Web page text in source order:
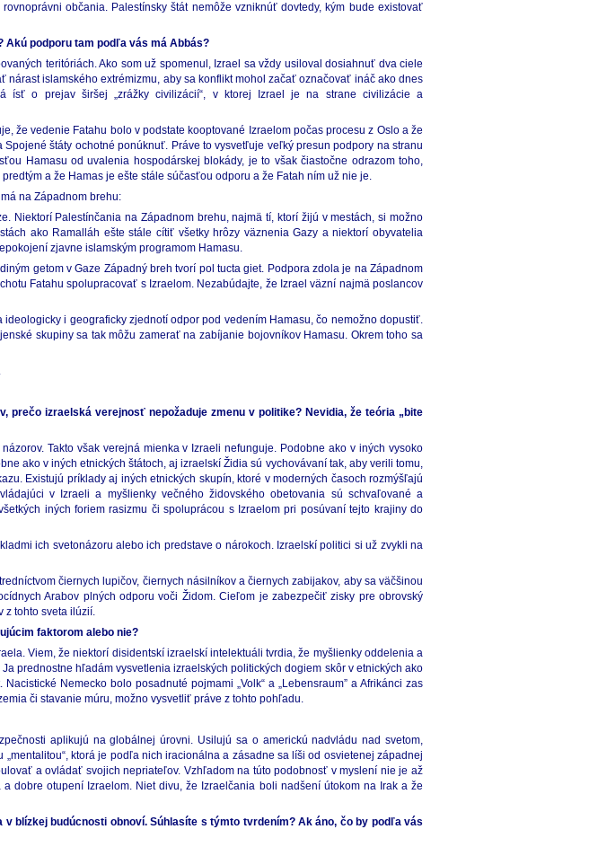
občania. Palestínsky štát nemôže vzniknúť dovtedy, kým bude existovať
Akú podporu tam podľa vás má Abbás?
teritóriách. Ako som už spomenul, Izrael sa vždy usiloval dosiahnuť dva ciele
islamského extrémizmu, aby sa konflikt mohol začať označovať ináč ako dnes
ísť o prejav širšej „zrážky civilizácií“, v ktorej Izrael je na strane civilizácie a
že vedenie Fatahu bolo v podstate kooptované Izraelom počas procesu z Oslo a že
štáty ochotné ponúknuť. Práve to vysvetľuje veľký presun podpory na stranu
Hamasu od uvalenia hospodárskej blokády, je to však čiastočne odrazom toho,
a že Hamas je ešte stále súčasťou odporu a že Fatah ním už nie je.
na Západnom brehu:
Niektorí Palestínčania na Západnom brehu, najmä tí, ktorí žijú v mestách, si možno
ako Ramalláh ešte stále cítiť všetky hrôzy väznenia Gazy a niektorí obyvatelia
zjavne islamským programom Hamasu.
getom v Gaze Západný breh tvorí pol tucta giet. Podpora zdola je na Západnom
Fatahu spolupracovať s Izraelom. Nezabúdajte, že Izrael väzní najmä poslancov
i geograficky zjednotí odpor pod vedením Hamasu, čo nemožno dopustiť.
skupiny sa tak môžu zamerať na zabíjanie bojovníkov Hamasu. Okrem toho sa
izraelská verejnosť nepožaduje zmenu v politike? Nevidia, že teória „bite
Takto však verejná mienka v Izraeli nefunguje. Podobne ako v iných vysoko
ako v iných etnických štátoch, aj izraelskí Židia sú vychovávaní tak, aby verili tomu,
Existujú príklady aj iných etnických skupín, ktoré v moderných časoch rozmýšľajú
v Izraeli a myšlienky večného židovského obetovania sú schvaľované a
iných foriem rasizmu či spoluprácou s Izraelom pri posúvaní tejto krajiny do
ich svetonázoru alebo ich predstave o nárokoch. Izraelskí politici si už zvykli na
čiernych lupičov, čiernych násilníkov a čiernych zabijakov, aby sa väčšinou
Arabov plných odporu voči Židom. Cieľom je zabezpečiť zisky pre obrovský
z tohto sveta ilúzií.
faktorom alebo nie?
Viem, že niektorí disidentskí izraelskí intelektuáli tvrdia, že myšlienky oddelenia a
prednostne hľadám vysvetlenia izraelských politických dogiem skôr v etnických ako
Nemecko bolo posadnuté pojmami „Volk“ a „Lebensraum” a Afrikánci zas
či stavanie múru, možno vysvetliť práve z tohto pohľadu.
aplikujú na globálnej úrovni. Usilujú sa o americkú nadvládu nad svetom,
ktorá je podľa nich iracionálna a zásadne sa líši od osvietenej západnej
a ovládať svojich nepriateľov. Vzhľadom na túto podobnosť v myslení nie je až
dobre otupení Izraelom. Niet divu, že Izraelčania boli nadšení útokom na Irak a že
blízkej budúcnosti obnoví. Súhlasíte s týmto tvrdením? Ak áno, čo by podľa vás